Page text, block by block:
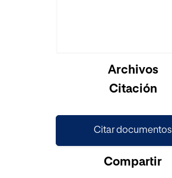
Archivos
Citación
Citar documentos
Compartir